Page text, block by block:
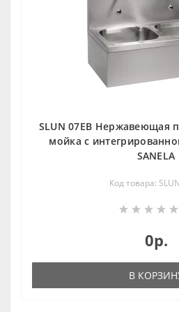
SLUN 07EB Нержавеющая
мойка с
SANELA
Код товара:
0р.
В